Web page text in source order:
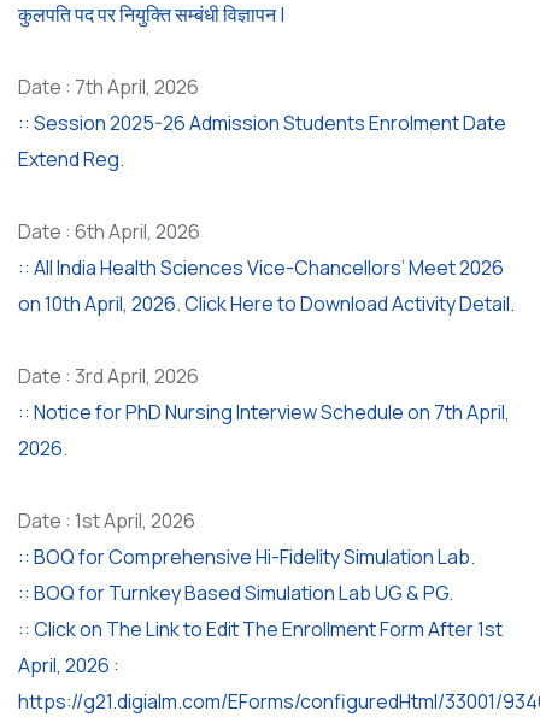
कुलपति पद पर नियुक्ति सम्बंधी विज्ञापन |
Date : 7th April, 2026
:: Session 2025-26 Admission Students Enrolment Date
Extend Reg.
Date : 6th April, 2026
:: All India Health Sciences Vice-Chancellors’ Meet 2026
on 10th April, 2026. Click Here to Download Activity Detail.
Date : 3rd April, 2026
:: Notice for PhD Nursing Interview Schedule on 7th April,
2026.
Date : 1st April, 2026
:: BOQ for Comprehensive Hi-Fidelity Simulation Lab.
:: BOQ for Turnkey Based Simulation Lab UG & PG.
:: Click on The Link to Edit The Enrollment Form After 1st
April, 2026 :
https://g21.digialm.com/EForms/configuredHtml/33001/